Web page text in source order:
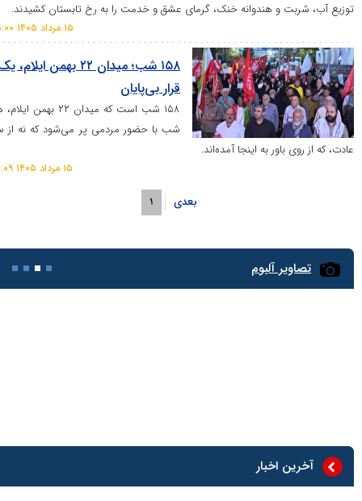
شربت و هندوانه خنک، گرمای عشق و خدمت را به رخ تابستان کشیدند.
۱۵۸ شب؛ میدان ۲۲ بهمن ایلام، یک
قرار بی‌پایان
۱۵۸ شب است که میدان ۲۲ بهمن ایلام، هر
شب با حضور مردمی پر می‌شود که نه از سر
روی باور به اینجا آمده‌اند.
تصاویر آلبوم
آخرین اخبار